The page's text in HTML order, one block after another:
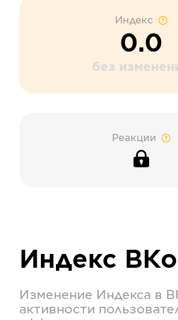
Индекс
0.0
без
Реакции
Индекс
Изменение Индекса в
активности